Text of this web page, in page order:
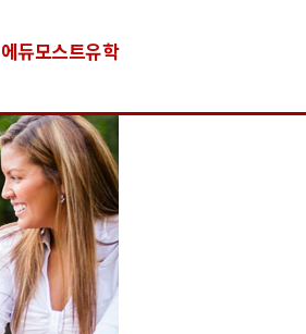
에듀모스트유학